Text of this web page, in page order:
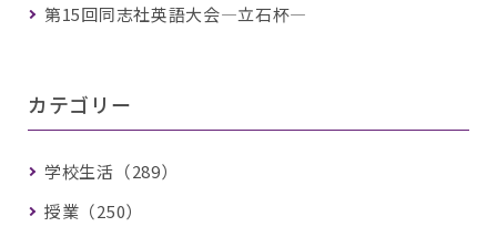
第15回同志社英語大会―立石杯―
カテゴリー
学校生活（289）
授業（250）